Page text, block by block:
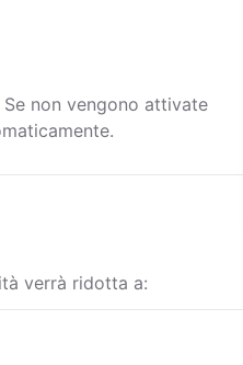
non vengono attivate
verrà ridotta a: